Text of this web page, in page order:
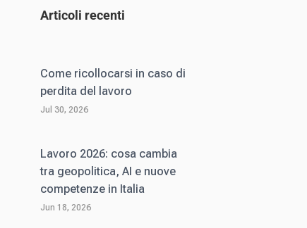
Articoli recenti
Come ricollocarsi in caso di
perdita del lavoro
Jul 30, 2026
Lavoro 2026: cosa cambia
tra geopolitica, AI e nuove
competenze in Italia
Jun 18, 2026